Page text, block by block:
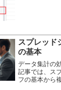
スプレッド
の基本
データ集計の
記事では、ス
フの基本から